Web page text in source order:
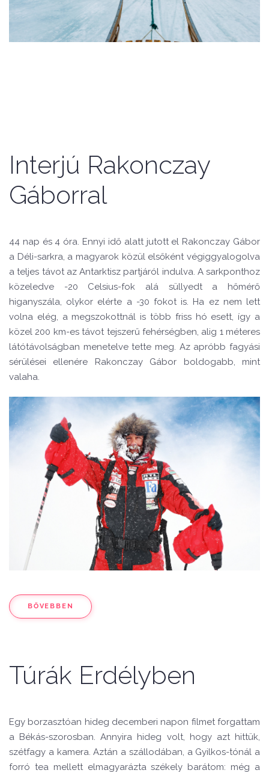
Interjú Rakonczay
Gáborral
44 nap és 4 óra. Ennyi idő alatt jutott el Rakonczay Gábor
a Déli-sarkra, a magyarok közül elsőként végiggyalogolva
a teljes távot az Antarktisz partjáról indulva. A sarkponthoz
közeledve -20 Celsius-fok alá süllyedt a hőmérő
higanyszála, olykor elérte a -30 fokot is. Ha ez nem lett
volna elég, a megszokottnál is több friss hó esett, így a
közel 200 km-es távot tejszerű fehérségben, alig 1 méteres
látótávolságban menetelve tette meg. Az apróbb fagyási
sérülései ellenére Rakonczay Gábor boldogabb, mint
valaha.
BŐVEBBEN
Túrák Erdélyben
Egy borzasztóan hideg decemberi napon filmet forgattam
a Békás-szorosban. Annyira hideg volt, hogy azt hittük,
szétfagy a kamera. Aztán a szállodában, a Gyilkos-tónál a
forró tea mellett elmagyarázta székely barátom: még a